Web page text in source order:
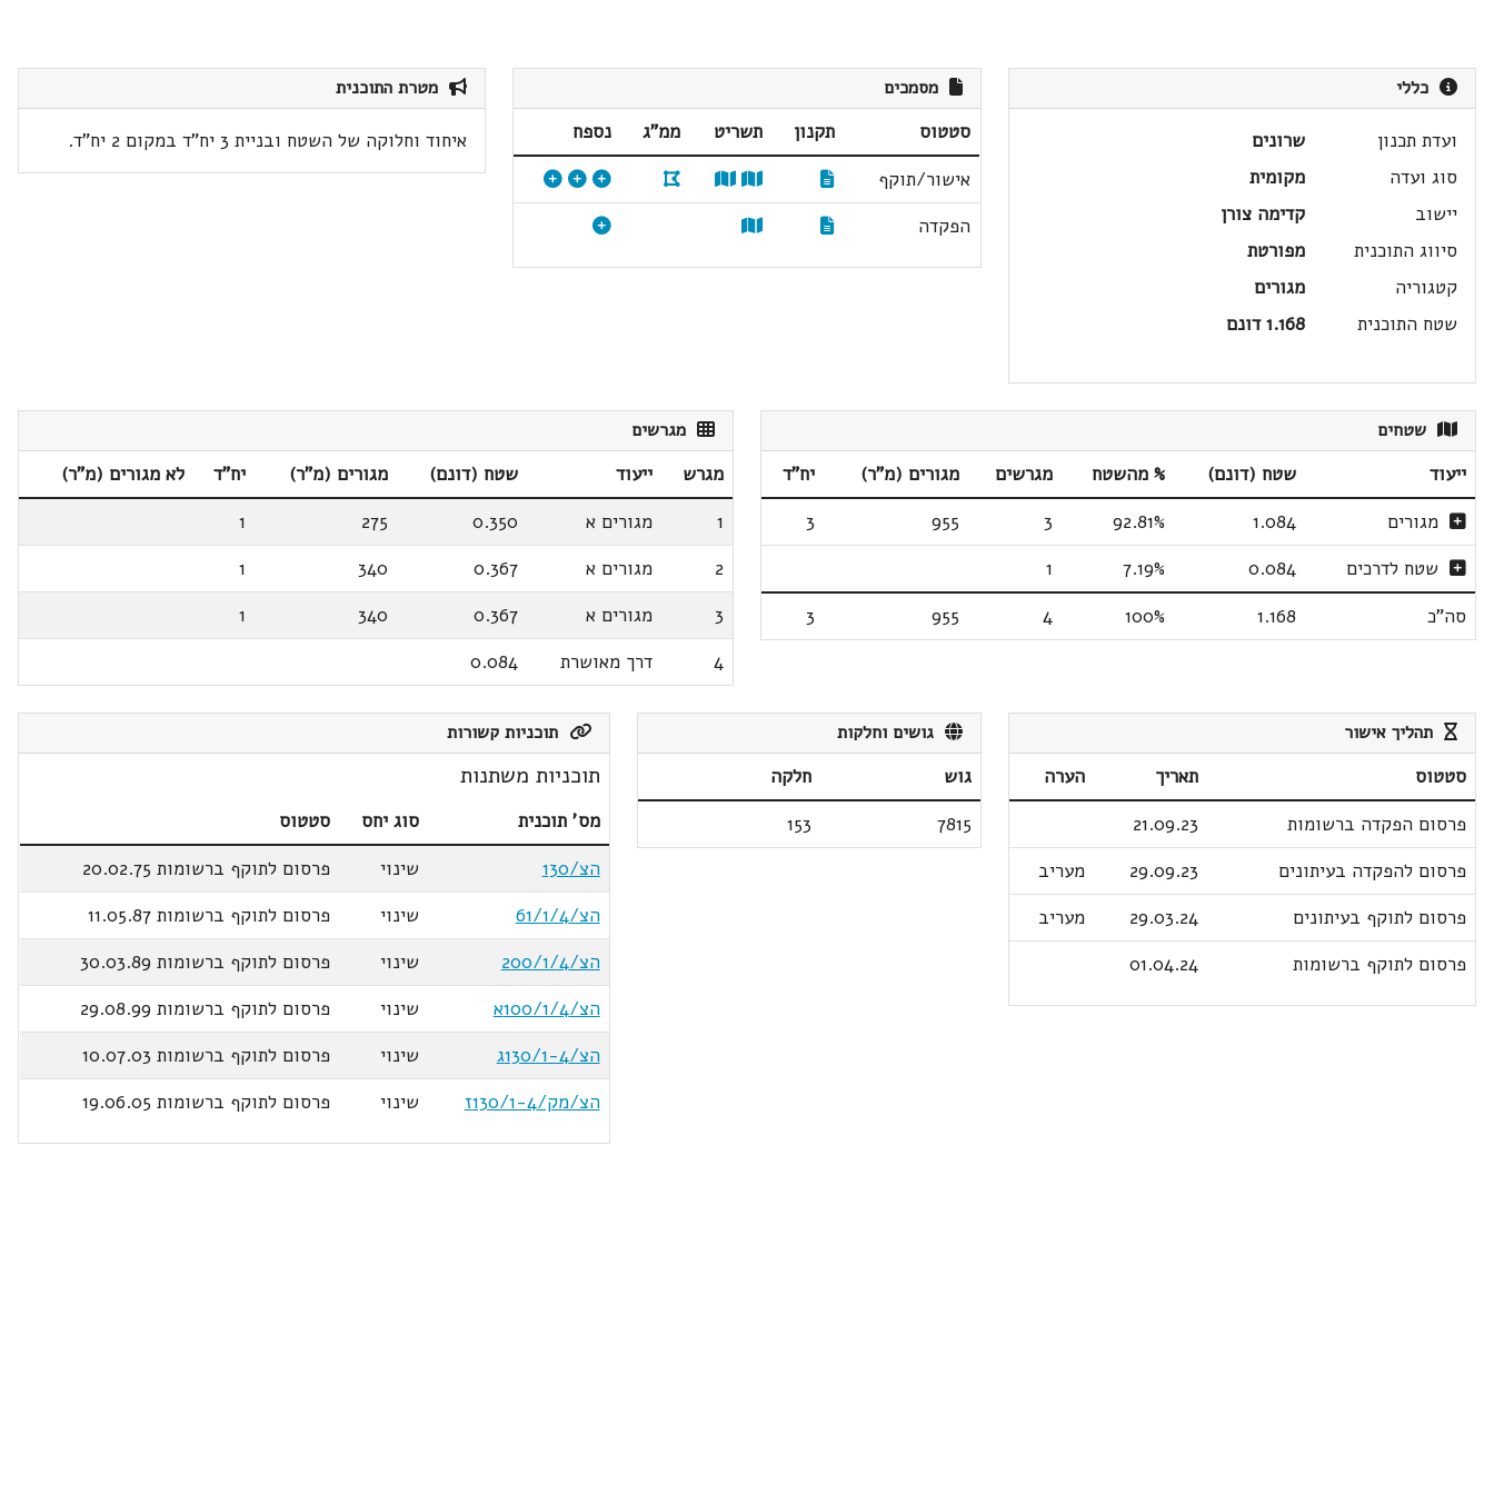
כללי
ועדת תכנון
שרונים
סוג ועדה
מקומית
יישוב
קדימה צורן
סיווג התוכנית
מפורטת
קטגוריה
מגורים
שטח התוכנית
1.168 דונם
מסמכים
סטטוס תקנון תשריט ממ"ג
נספח
אישור/תוקף
הפקדה
מטרת התוכנית
איחוד וחלוקה של השטח ובניית 3 יח"ד במקום 2 יח"ד.
שטחים
ייעוד שטח (דונם) % מהשטח מגרשים מגורים (מ"ר)
יח"ד
מגורים
1.084
92.81%
3
955
3
שטח לדרכים
0.084
7.19%
1
סה"כ
1.168
100%
4
955
3
מגרשים
מגרש ייעוד שטח (דונם) מגורים (מ"ר) יח"ד
לא מגורים (מ"ר)
1
מגורים א 0.350
275
1
2
מגורים א 0.367
340
1
3
מגורים א 0.367
340
1
4
דרך מאושרת 0.084
תהליך אישור
סטטוס תאריך
הערה
פרסום הפקדה ברשומות
21.09.23
פרסום להפקדה בעיתונים
29.09.23
מעריב
פרסום לתוקף בעיתונים
29.03.24
מעריב
פרסום לתוקף ברשומות
01.04.24
גושים וחלקות
גוש
חלקה
7815
153
תוכניות קשורות
תוכניות משתנות
מס' תוכנית סוג יחס
סטטוס
הצ/130
שינוי
פרסום לתוקף ברשומות 20.02.75
הצ/61/1/4
שינוי
פרסום לתוקף ברשומות 11.05.87
הצ/200/1/4
שינוי
פרסום לתוקף ברשומות 30.03.89
הצ/100/1/4א
שינוי
פרסום לתוקף ברשומות 29.08.99
הצ/130/1-4ג
שינוי
פרסום לתוקף ברשומות 10.07.03
הצ/מק/130/1-4ז
שינוי פרסום לתוקף ברשומות 19.06.05